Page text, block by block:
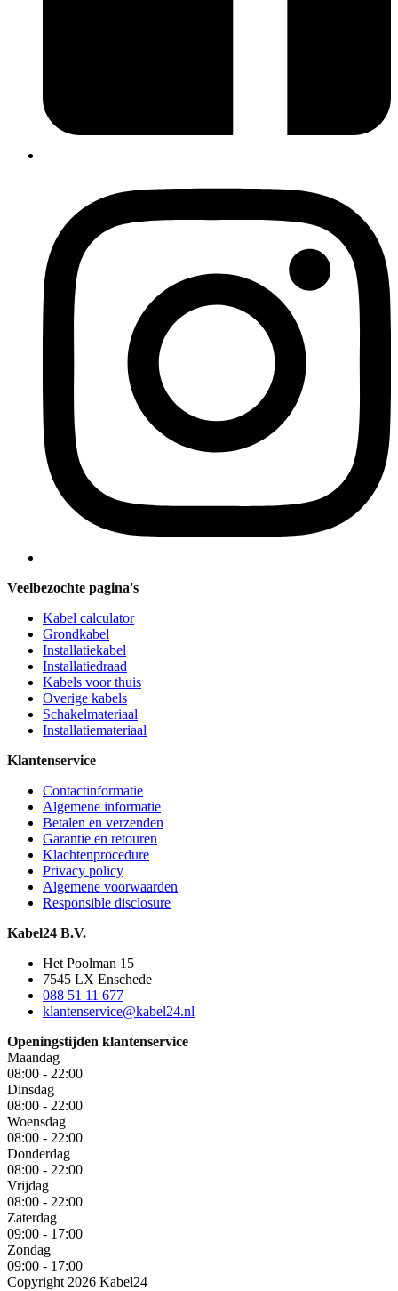
Veelbezochte pagina's
Kabel calculator
Grondkabel
Installatiekabel
Installatiedraad
Kabels voor thuis
Overige kabels
Schakelmateriaal
Installatiemateriaal
Klantenservice
Contactinformatie
Algemene informatie
Betalen en verzenden
Garantie en retouren
Klachtenprocedure
Privacy policy
Algemene voorwaarden
Responsible disclosure
Kabel24 B.V.
Het Poolman 15
7545 LX Enschede
088 51 11 677
klantenservice@kabel24.nl
Openingstijden klantenservice
Maandag
08:00 - 22:00
Dinsdag
08:00 - 22:00
Woensdag
08:00 - 22:00
Donderdag
08:00 - 22:00
Vrijdag
08:00 - 22:00
Zaterdag
09:00 - 17:00
Zondag
09:00 - 17:00
Copyright 2026 Kabel24